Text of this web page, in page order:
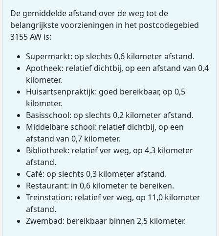
De gemiddelde afstand over de weg tot de
belangrijkste voorzieningen in het postcodegebied
3155 AW is:
Supermarkt: op slechts 0,6 kilometer afstand.
Apotheek: relatief dichtbij, op een afstand van 0,4
kilometer.
Huisartsenpraktijk: goed bereikbaar, op 0,5
kilometer.
Basisschool: op slechts 0,2 kilometer afstand.
Middelbare school: relatief dichtbij, op een
afstand van 0,7 kilometer.
Bibliotheek: relatief ver weg, op 4,3 kilometer
afstand.
Café: op slechts 0,3 kilometer afstand.
Restaurant: in 0,6 kilometer te bereiken.
Treinstation: relatief ver weg, op 11,0 kilometer
afstand.
Zwembad: bereikbaar binnen 2,5 kilometer.